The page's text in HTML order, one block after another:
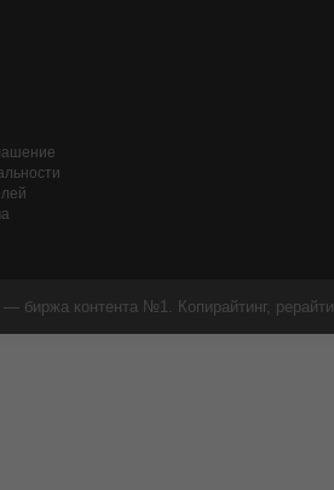
биржа контента №1. Копирайтинг,